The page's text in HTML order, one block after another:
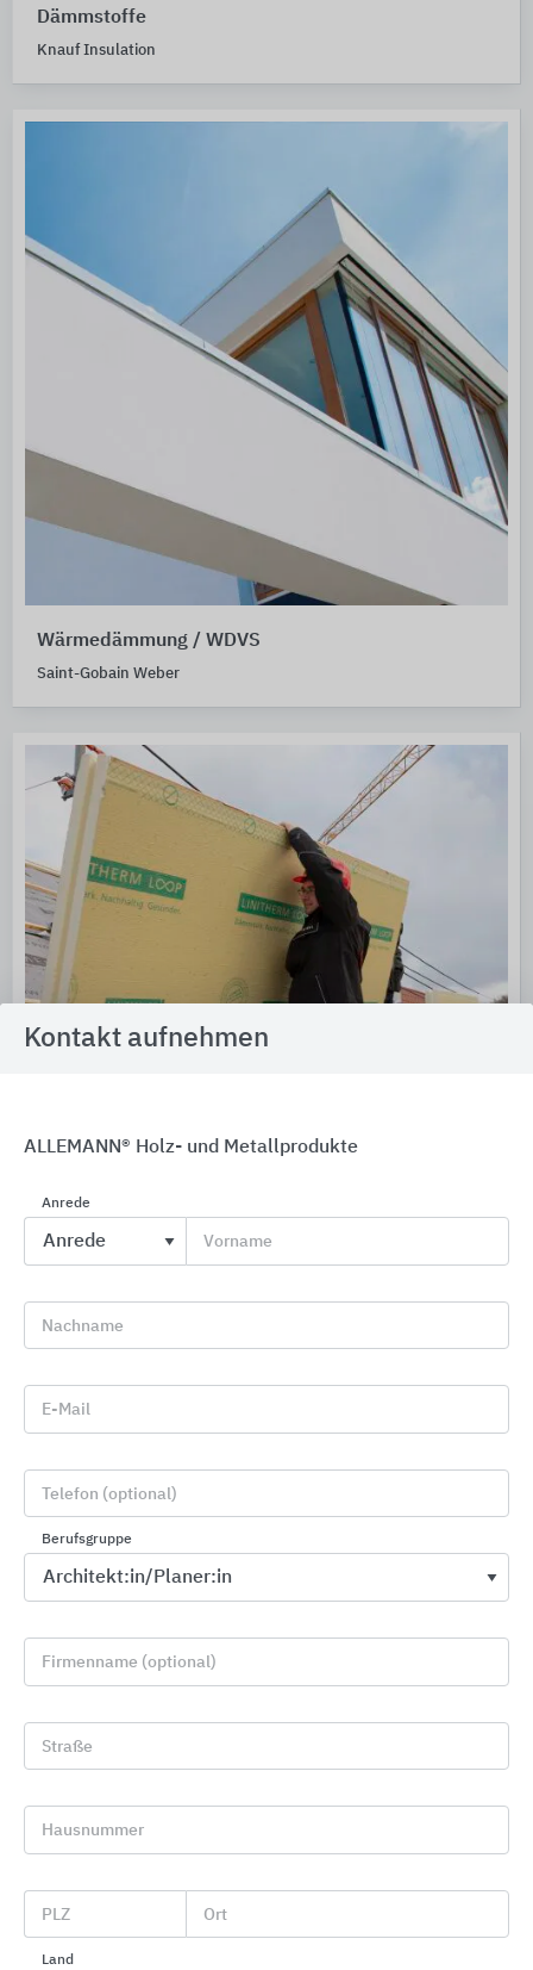
Dämmstoffe
Knauf Insulation
Wärmedämmung / WDVS
Saint-Gobain Weber
LINITHERM® Dämmsysteme
MEA Fenstersysteme und Einbauelemente
MEA Bautechnik
Kontakt aufnehmen
ALLEMANN® Holz- und Metallprodukte
Anrede
Vorname
Nachname
E-Mail
Telefon (optional)
Berufsgruppe
Firmenname (optional)
Straße
Hausnummer
PLZ Ort
Land